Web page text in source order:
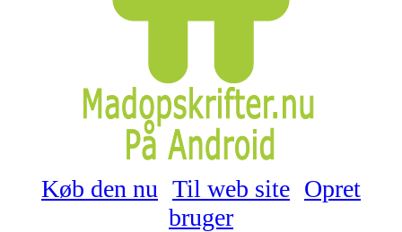
Køb den nu Til web site Opret
bruger